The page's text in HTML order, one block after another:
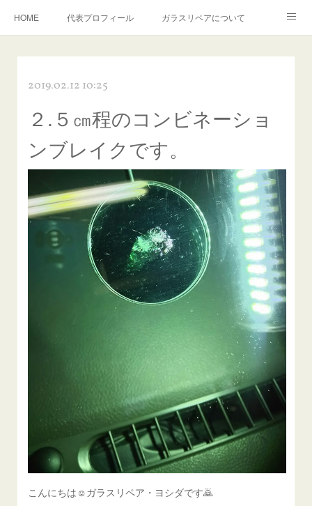
HOME 代表プロフィール ガラスリペアについて
飛び石施工料金について
当店へのアクセス 建築ガラスキズ取り・研磨・磨き
【プロ使用】フッ素系ガラストリートメント『アクアペル』
当店の良心的価格の理由について
欧州車モールの白サビやシミを落とす！
instagram記事 ガラスリペア施工価格
飛び石ひび割れでヒビ先が伸びた場合は？
2019.02.12 10:25
２.５㎝程のコンビネーショ
ンブレイクです。
こんにちは☺ガラスリペア・ヨシダです🙇